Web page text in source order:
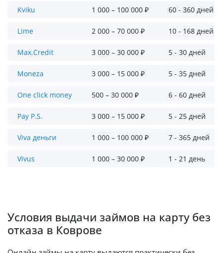
Kviku 1 000 – 100 000 ₽ 60 - 360 дней
Lime 2 000 – 70 000 ₽ 10 - 168 дней
Max.Credit 3 000 – 30 000 ₽ 5 - 30 дней
Moneza 3 000 – 15 000 ₽ 5 - 35 дней
One click money 500 – 30 000 ₽ 6 - 60 дней
Pay P.S. 3 000 – 15 000 ₽ 5 - 25 дней
Viva деньги 1 000 – 100 000 ₽ 7 - 365 дней
Vivus 1 000 – 30 000 ₽ 1 - 21 день
Условия выдачи займов на карту без
отказа в Коврове